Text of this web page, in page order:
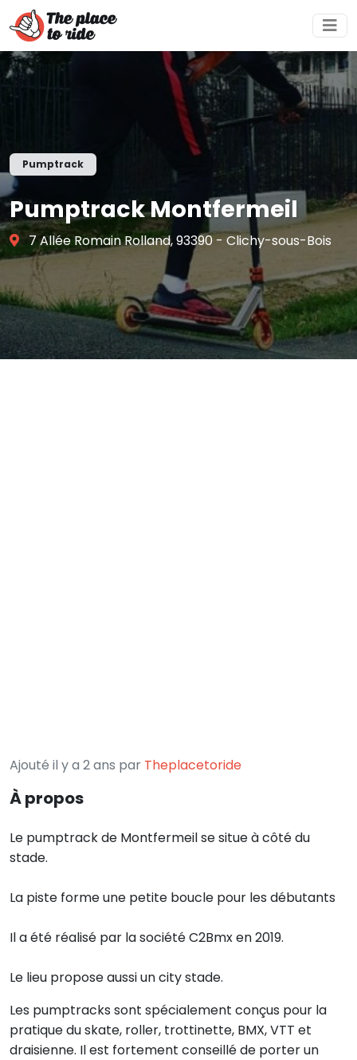
Pumptrack
Pumptrack Montfermeil
7 Allée Romain Rolland, 93390 - Clichy-sous-Bois
Ajouté il y a 2 ans par Theplacetoride
À propos
Le pumptrack de Montfermeil se situe à côté du
stade.
La piste forme une petite boucle pour les débutants
Il a été réalisé par la société C2Bmx en 2019.
Le lieu propose aussi un city stade.
Les pumptracks sont spécialement conçus pour la
pratique du skate, roller, trottinette, BMX, VTT et
draisienne. Il est fortement conseillé de porter un